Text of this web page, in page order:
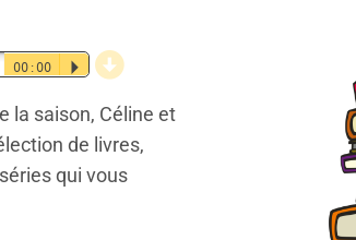
00:00 P d
la saison, Céline et
de livres,
qui vous